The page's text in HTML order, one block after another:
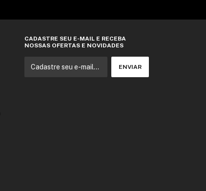
CADASTRE SEU E-MAIL E RECEBA
NOSSAS OFERTAS E NOVIDADES